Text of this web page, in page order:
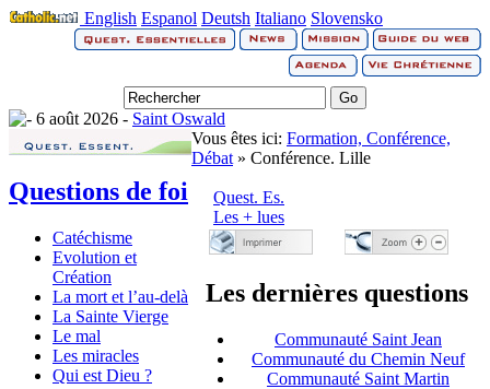
English Espanol Deutsh Italiano Slovensko
6 août 2026 - Saint Oswald
Questions de foi
Catéchisme
Evolution et
Création
La mort et l’au-delà
La Sainte Vierge
Le mal
Les miracles
Qui est Dieu ?
Vous êtes ici: Formation, Conférence,
Débat » Conférence. Lille
Quest. Es.
Les + lues
Les dernières questions
Communauté Saint Jean
Communauté du Chemin Neuf
Communauté Saint Martin